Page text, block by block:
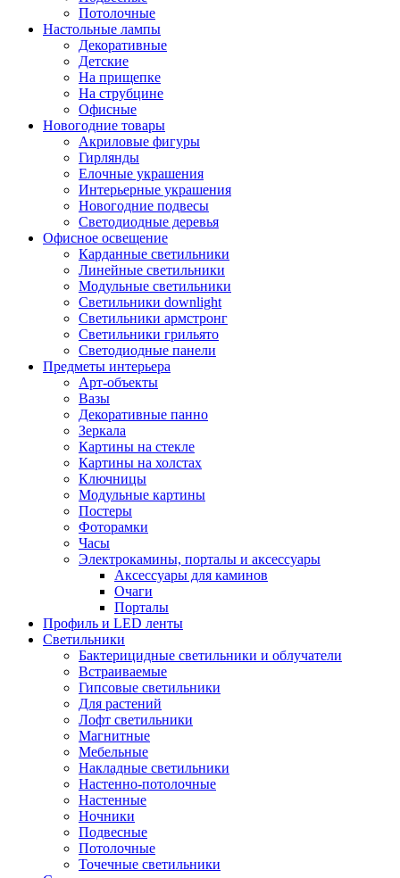
Потолочные
Настольные лампы
Декоративные
Детские
На прищепке
На струбцине
Офисные
Новогодние товары
Акриловые фигуры
Гирлянды
Елочные украшения
Интерьерные украшения
Новогодние подвесы
Светодиодные деревья
Офисное освещение
Карданные светильники
Линейные светильники
Модульные светильники
Светильники downlight
Светильники армстронг
Светильники грильято
Светодиодные панели
Предметы интерьера
Арт-объекты
Вазы
Декоративные панно
Зеркала
Картины на стекле
Картины на холстах
Ключницы
Модульные картины
Постеры
Фоторамки
Часы
Электрокамины, порталы и аксессуары
Аксессуары для каминов
Очаги
Порталы
Профиль и LED ленты
Светильники
Бактерицидные светильники и облучатели
Встраиваемые
Гипсовые светильники
Для растений
Лофт светильники
Магнитные
Мебельные
Накладные светильники
Настенно-потолочные
Настенные
Ночники
Подвесные
Потолочные
Точечные светильники